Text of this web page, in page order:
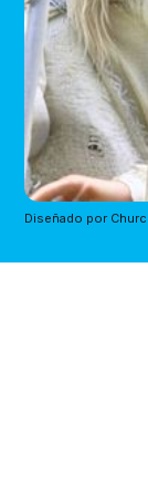
Diseñado por